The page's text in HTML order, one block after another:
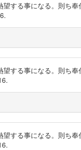
する事になる。則ち
する事になる。則ち
する事になる。則ち